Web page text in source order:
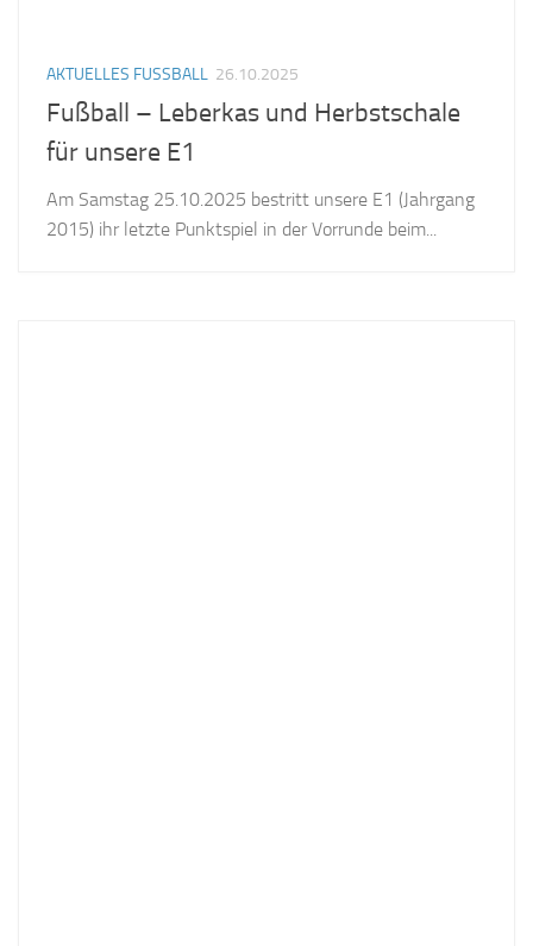
AKTUELLES FUSSBALL 26.10.2025
Fußball – Leberkas und Herbstschale
für unsere E1
Am Samstag 25.10.2025 bestritt unsere E1 (Jahrgang
2015) ihr letzte Punktspiel in der Vorrunde beim...